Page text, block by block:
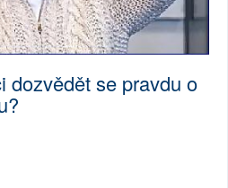
dozvědět se pravdu o